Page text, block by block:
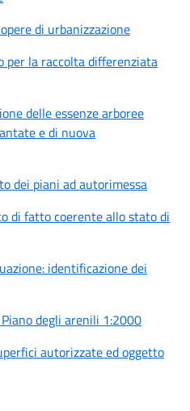
di urbanizzazione
per la raccolta differenziata
delle essenze arboree
e di nuova
dei piani ad autorimessa
di fatto coerente allo stato di
identificazione dei
degli arenili 1:2000
autorizzate ed oggetto